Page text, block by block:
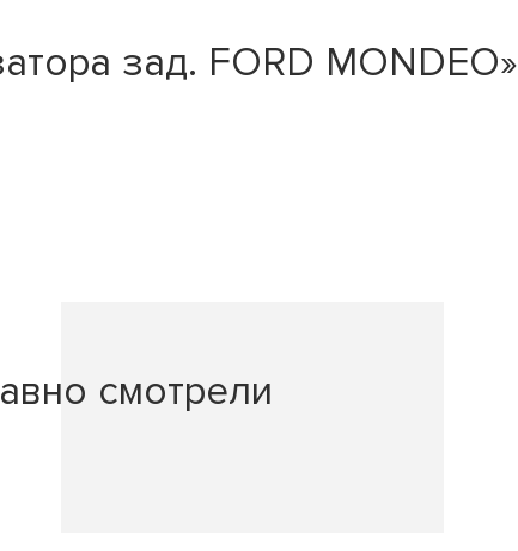
зад. FORD MONDEO»
смотрели